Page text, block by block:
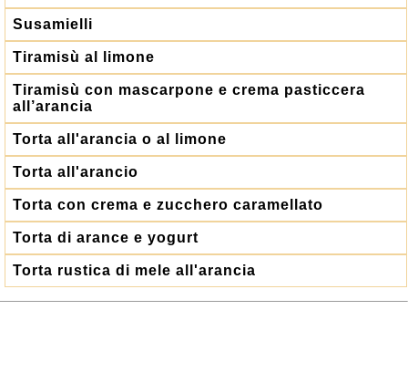
Susamielli
Tiramisù al limone
Tiramisù con mascarpone e crema pasticcera
all’arancia
Torta all'arancia o al limone
Torta all'arancio
Torta con crema e zucchero caramellato
Torta di arance e yogurt
Torta rustica di mele all'arancia